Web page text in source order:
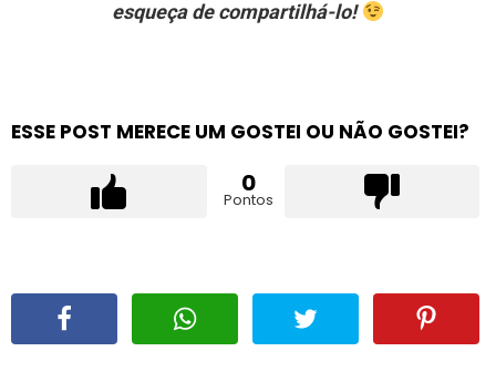
esqueça de compartilhá-lo!
ESSE POST MERECE UM GOSTEI OU NÃO GOSTEI?
0
Pontos